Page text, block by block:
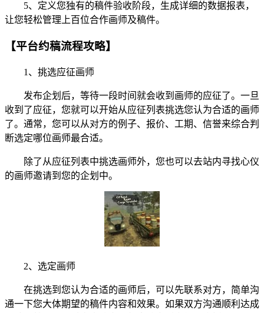
5、定义您独有的稿件验收阶段，生成详细的数据报表，
让您轻松管理上百位合作画师及稿件。
【平台约稿流程攻略】
1、挑选应征画师
发布企划后，等待一段时间就会收到画师的应征了。一旦
收到了应征，您就可以开始从应征列表挑选您认为合适的画师
了。通常，您可以从对方的例子、报价、工期、信誉来综合判
断选定哪位画师最合适。
除了从应征列表中挑选画师外，您也可以去站内寻找心仪
的画师邀请到您的企划中。
2、选定画师
在挑选到您认为合适的画师后，可以先联系对方，简单沟
通一下您大体期望的稿件内容和效果。如果双方沟通顺利达成